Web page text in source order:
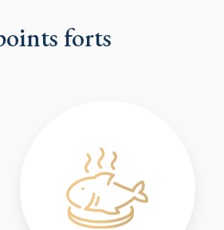
forts